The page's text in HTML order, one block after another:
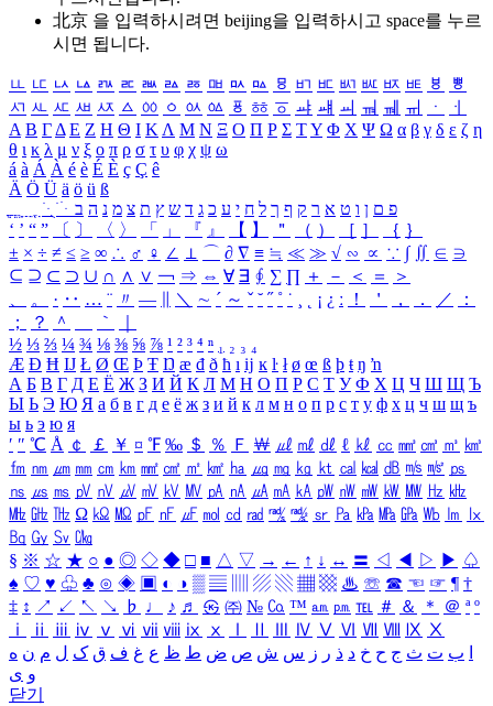
北京 을 입력하시려면 beijing을 입력하시고 space를 누르
시면 됩니다.
ㅥ ㅦ ㅧ ㅨ ㅩ ㅪ ㅫ ㅬ ㅭ ㅮ ㅯ ㅰ ㅱ ㅲ ㅳ ㅴ ㅵ ㅶ ㅷ ㅸ
ㅹ
ㅺ ㅻ ㅼ ㅽ ㅾ ㅿ ㆀ ㆁ ㆂ ㆃ ㆄ ㆅ ㆆ ㆇ ㆈ ㆉ ㆊ ㆋ ㆌ ㆍ
ㆎ
Α Β ΓΔ Ε Ζ Η Θ Ι ΚΛ Μ Ν Ξ Ο Π Ρ Σ ΤΥ Φ Χ Ψ Ω α β γ δ ε ζ η
θ ι κ λ μ ν ξ ο π ρ σ τ υ φ χ ψ ω
á à Á À é è É È ç Ç ê
Ä Ö Ü ä ö ü ß
ִֶֹ ֻּ ׁׂ פ ם ן ו ט א ר ק ף ך ל ח י ע כ ג ד ש ץ ת צ מ נ ה ב
‘ ’ “ ” 〔 〕 〈 〉 「 」 『 』 【 】 ＂ （ ） ［ ］ ｛ ｝
± × ÷ ≠ ≤ ≥ ∞ ∴ ♂ ♀ ∠ ⊥ ⌒ ∂ ∇ ≡ ≒ ≪ ≫ √ ∽ ∝ ∵ ∫ ∬ ∈ ∋
⊆ ⊇ ⊂ ⊃ ∪ ∩ ∧ ∨ ￢ ⇒ ⇔ ∀ ∃ ∮ ∑ ∏ ＋ － ＜ ＝
＞
、
。 · ‥ … ¨ 〃 ― ＼ ∼ ´ ～ ˇ ˘ ˝ ˚ ˙ ¸ ¡ ¿ ː ！ ＇ ， ． ／
：
；
？ ＾ ｀
½ ⅓ ⅔ ¼ ¾ ⅛ ⅜ ⅝ ⅞ ¹ ² ³ ⁴ ⁿ ₁ ₂ ₃ ₄
Æ Ð Ħ Ĳ Ł Ø Œ Þ Ŧ Ŋ æ đ ð ħ ı ĳ ĸ ŀ ł ø œ ß þ ŧ ŋ ŉ
А Б В Г Д Е Ё Ж З И Й К Л М Н О П Р С Т У Ф Х Ц Ч Ш Щ Ъ
Ы Ь Э Ю Я а б в г д е ё ж з и й к л м н о п р с т у ф х ц ч ш щ ъ
ы ь э ю я
′ ″ ℃ Å ￠ ￡ ￥ ¤ ℉ ‰ ＄ ％ Ｆ ￦ ㎕ ㎖ ㎗ ℓ ㎘ ㏄ ㎣ ㎤ ㎥ ㎦
㎙ ㎚ ㎛ ㎜ ㎝ ㎞ ㎟ ㎠ ㎡ ㎢ ㏊ ㎍ ㎎ ㎏ ㏏ ㎈ ㎉ ㏈ ㎧ ㎨ ㎰
㎱ ㎲ ㎳ ㎴ ㎵ ㎶ ㎷ ㎸ ㎹ ㎀ ㎁ ㎂ ㎃ ㎄ ㎺ ㎻ ㎽ ㎾ ㎿ ㎐ ㎑
㎒ ㎓ ㎔ Ω ㏀ ㏁ ㎊ ㎋ ㎌ ㏖ ㏅ ㎭ ㎮ ㎯ ㏛ ㎩ ㎪ ㎫ ㎬ ㏝ ㏐
㏓
㏃ ㏉ ㏜ ㏆
§ ※ ☆ ★ ○ ● ◎ ◇ ◆ □ ■ △ ▽ → ← ↑ ↓ ↔ 〓 ◁ ◀ ▷ ▶ ♤
♠ ♡ ♥ ♧ ♣ ⊙ ◈ ▣ ◐ ◑ ▒ ▤ ▨ ▧ ▦ ▩ ♨ ☏ ☎ ☜ ☞ ¶ †
‡ ↕ ↗ ↙ ↖ ↘ ♭ ♩ ♪ ♬ ㉿ ㈜ № ㏇ ™ ㏂ ㏘ ℡ ＃ ＆ ＊ ＠ ª º
ⅰ
ⅱ ⅲ ⅳ ⅴ ⅵ ⅶ ⅷ ⅸ ⅹ Ⅳ Ⅴ Ⅵ Ⅶ Ⅷ Ⅸ Ⅹ
ب ت ث ج ح خ د ذ ر ز س ش ص ض ط ظ ع غ ف ق ک ل م ن ه
و ی
닫기